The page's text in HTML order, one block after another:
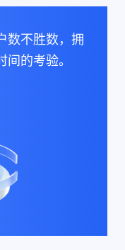
数不胜数，拥
的考验。